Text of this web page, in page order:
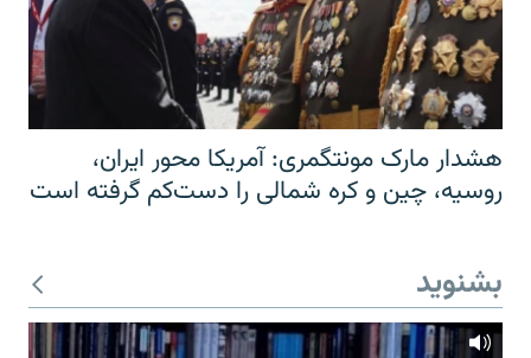
هشدار مارک مونتگمری: آمریکا محور ایران،
روسیه، چین و کره شمالی را دست‌کم گرفته است
بشنوید